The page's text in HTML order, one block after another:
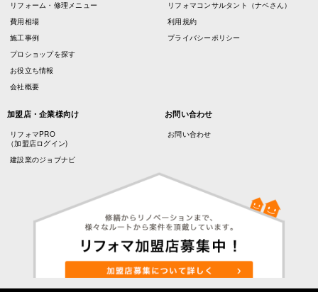
リフォーム・修理メニュー
費用相場
施工事例
プロショップを探す
お役立ち情報
会社概要
リフォマコンサルタント（ナベさん）
利用規約
プライバシーポリシー
加盟店・企業様向け
リフォマPRO
（加盟店ログイン)
建設業のジョブナビ
お問い合わせ
お問い合わせ